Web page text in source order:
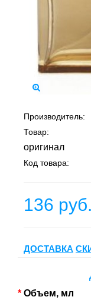
Производитель:
Товар:
оригинал
Код товара:
136 руб.
ДОСТАВКА
Объем, мл